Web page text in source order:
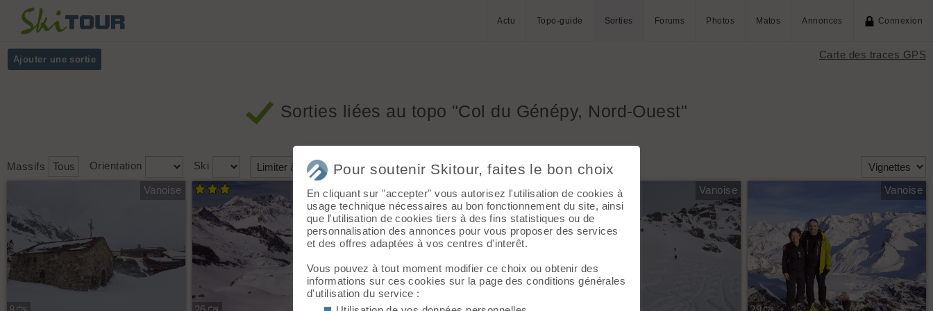
Actu Topo-guide Sorties Forums Photos Matos Annonces Connexion
Carte des traces GPS
Ajouter une sortie
Sorties liées au topo "Col du Génépy, Nord-Ouest"
Massifs Tous Orientation Ski
Vanoise Vanoise Vanoise Vanoise Vanoise
Pour soutenir Skitour, faites le bon choix
En cliquant sur "accepter" vous autorisez l'utilisation de cookies à
usage technique nécessaires au bon fonctionnement du site, ainsi
que l'utilisation de cookies tiers à des fins statistiques ou de
personnalisation des annonces pour vous proposer des services
et des offres adaptées à vos centres d'interêt.
Vous pouvez à tout moment modifier ce choix ou obtenir des
informations sur ces cookies sur la page des conditions générales
d'utilisation du service :